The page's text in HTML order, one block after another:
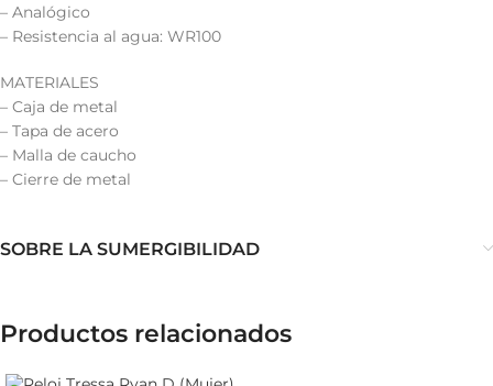
– Analógico
– Resistencia al agua: WR100
MATERIALES
– Caja de metal
– Tapa de acero
– Malla de caucho
– Cierre de metal
SOBRE LA SUMERGIBILIDAD
Productos relacionados